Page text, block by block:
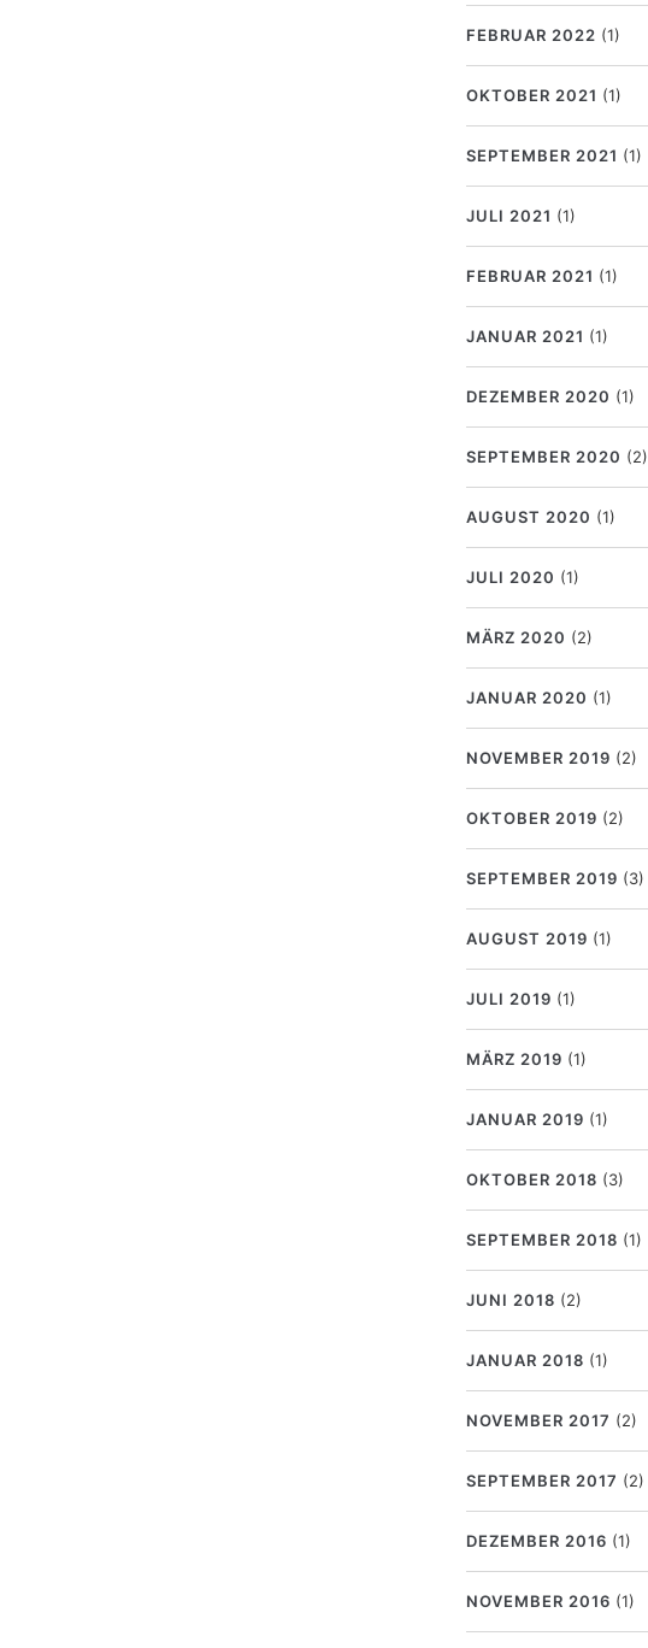
FEBRUAR 2022 (1)
OKTOBER 2021 (1)
SEPTEMBER 2021 (1)
JULI 2021 (1)
FEBRUAR 2021 (1)
JANUAR 2021 (1)
DEZEMBER 2020 (1)
SEPTEMBER 2020 (2)
AUGUST 2020 (1)
JULI 2020 (1)
MÄRZ 2020 (2)
JANUAR 2020 (1)
NOVEMBER 2019 (2)
OKTOBER 2019 (2)
SEPTEMBER 2019 (3)
AUGUST 2019 (1)
JULI 2019 (1)
MÄRZ 2019 (1)
JANUAR 2019 (1)
OKTOBER 2018 (3)
SEPTEMBER 2018 (1)
JUNI 2018 (2)
JANUAR 2018 (1)
NOVEMBER 2017 (2)
SEPTEMBER 2017 (2)
DEZEMBER 2016 (1)
NOVEMBER 2016 (1)